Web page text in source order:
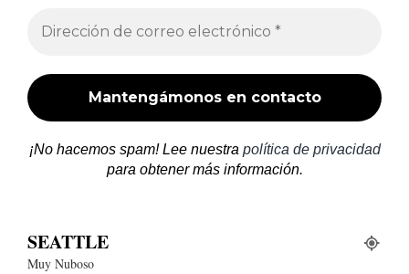
¡No hacemos spam! Lee nuestra política de privacidad
para obtener más información.
SEATTLE
Muy Nuboso